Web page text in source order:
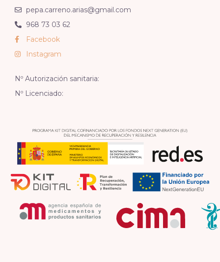
pepa.carreno.arias@gmail.com
968 73 03 62
Facebook
Instagram
Nº Autorización sanitaria:
Nº Licenciado: